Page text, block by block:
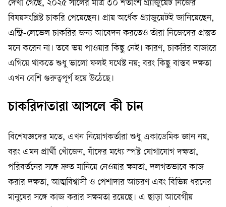
দেখা গেছে, ২০২৫ সালের মাত্র ৩০ শতাংশ গ্র্যাজুয়েট নিজের
বিষয়সংশ্লিষ্ট চাকরি পেয়েছেন। প্রায় অর্ধেক গ্র্যাজুয়েটই জানিয়েছেন,
এন্ট্রি-লেভেল চাকরির জন্য আবেদন করতেও তাঁরা নিজেদের প্রস্তুত
মনে করেন না। তবে ভয় পাওয়ার কিছু নেই। কারণ, চাকরির বাজারে
এগিয়ে থাকতে শুধু ভালো ফলই যথেষ্ট নয়; বরং কিছু বাস্তব দক্ষতা
এখন বেশি গুরুত্বপূর্ণ হয়ে উঠেছে।
চাকরিদাতারা আসলে কী চান
বিশেষজ্ঞদের মতে, এখন নিয়োগকর্তারা শুধু একাডেমিক জ্ঞান নয়,
বরং এমন প্রার্থী খোঁজেন, যাঁদের মধ্যে স্পষ্ট যোগাযোগ দক্ষতা,
পরিবর্তনের সঙ্গে দ্রুত মানিয়ে নেওয়ার ক্ষমতা, দলগতভাবে কাজ
করার দক্ষতা, আত্মবিশ্বাসী ও পেশাদার আচরণ এবং বিভিন্ন ধরনের
মানুষের সঙ্গে কাজ করার সক্ষমতা রয়েছে। এ ছাড়া আবেগীয়